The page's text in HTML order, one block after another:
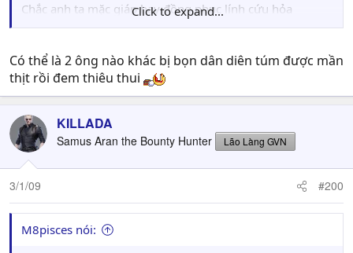
Chắc anh ta mặc giáp hay đồng phục lính cứu hỏa
chăng?
Click to expand...
Có thể là 2 ông nào khác bị bọn dân diên túm được mần
thịt rồi đem thiêu thui
KILLADA
Samus Aran the Bounty Hunter Lão Làng GVN
3/1/09 #200
M8pisces nói: